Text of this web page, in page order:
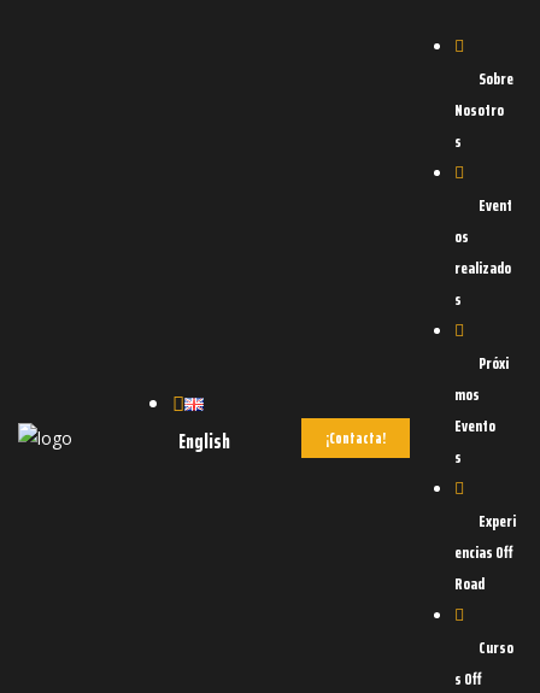
English ¡Contacta!
Sobre
Nosotro
s
Event
os
realizado
s
Próxi
mos
Evento
s
Experi
encias Off
Road
Curso
s Off